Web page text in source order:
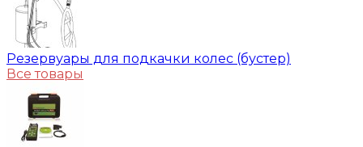
Резервуары для подкачки колес (бустер)
Все товары